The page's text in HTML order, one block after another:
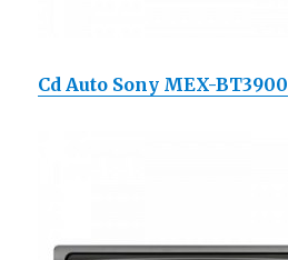
Cd Auto Sony MEX-BT3900